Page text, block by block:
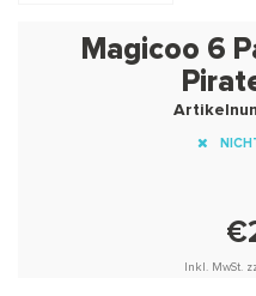
Magicoo 6
Inkl. MwSt.